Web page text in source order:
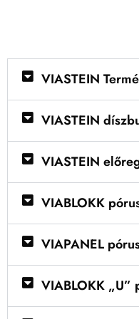
VIASTEIN
VIASTEIN
VIASTEIN
VIABLOKK
VIAPANEL
VIABLOKK „U”